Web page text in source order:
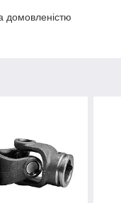
домовленістю